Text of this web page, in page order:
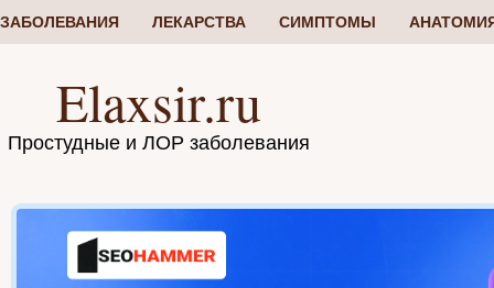
ЗАБОЛЕВАНИЯ ЛЕКАРСТВА СИМПТОМЫ
Elaxsir.ru
Простудные и ЛОР заболевания